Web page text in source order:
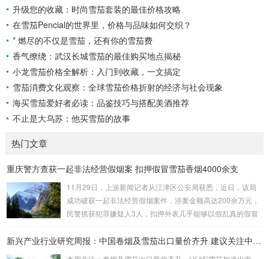
升级您的收藏：时尚雪茄套装的最佳价格攻略
在雪茄Pencial的世界里，价格与品味如何交织？
* 燃尽的不仅是雪茄，还有你的雪茄费
香气缭绕：武汉长城雪茄的最佳购买地点揭秘
小龙雪茄价格全解析：入门到收藏，一文搞定
雪茄消费文化观察：全球雪茄价格折射的经济与社会现象
海买雪茄爱好者必读：品鉴技巧与搭配美酒推荐
不止是大乌苏：他买雪茄的故事
热门文章
重庆警方查获一起非法经营假烟案 扣押假冒雪茄香烟4000余支
11月29日，上游新闻记者从江津区公安局获悉，近日，该局
成功破获一起非法经营假烟案件，涉案金额高达200余万元，
民警抓获犯罪嫌疑人3人，扣押外表几乎能够以假乱真的假冒
绍，江津区公安局东城派出所民警近日在工作中发现，石蟆镇新兴产业行业研究周报：中国卷烟及雪茄出口量价齐升 建议关注中烟香港